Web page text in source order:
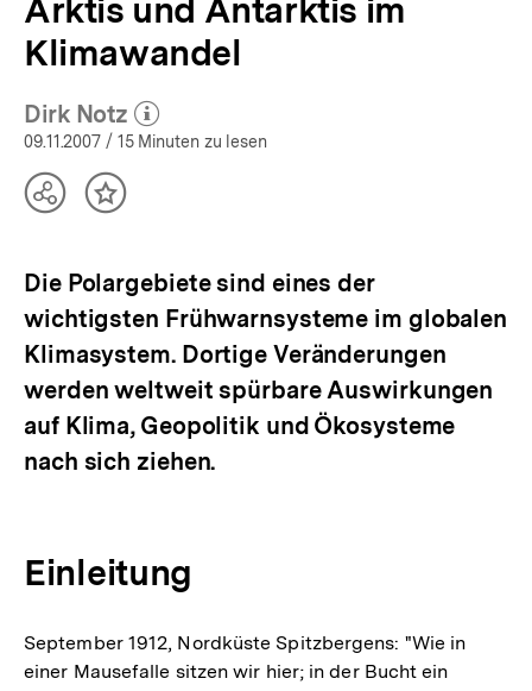
Arktis und Antarktis im
Klimawandel
Dirk Notz
(Mehr zum Autor)
öffnen
09.11.2007 / 15 Minuten zu lesen
TeilenInhalt
Die Polargebiete sind eines der
wichtigsten Frühwarnsysteme im globalen
Klimasystem. Dortige Veränderungen
werden weltweit spürbare Auswirkungen
auf Klima, Geopolitik und Ökosysteme
nach sich ziehen.
Einleitung
September 1912, Nordküste Spitzbergens: "Wie in
einer Mausefalle sitzen wir hier; in der Bucht ein